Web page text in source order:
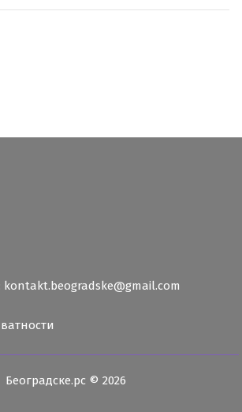
kontakt.beogradske@gmail.com
Београдске.рс © 2026